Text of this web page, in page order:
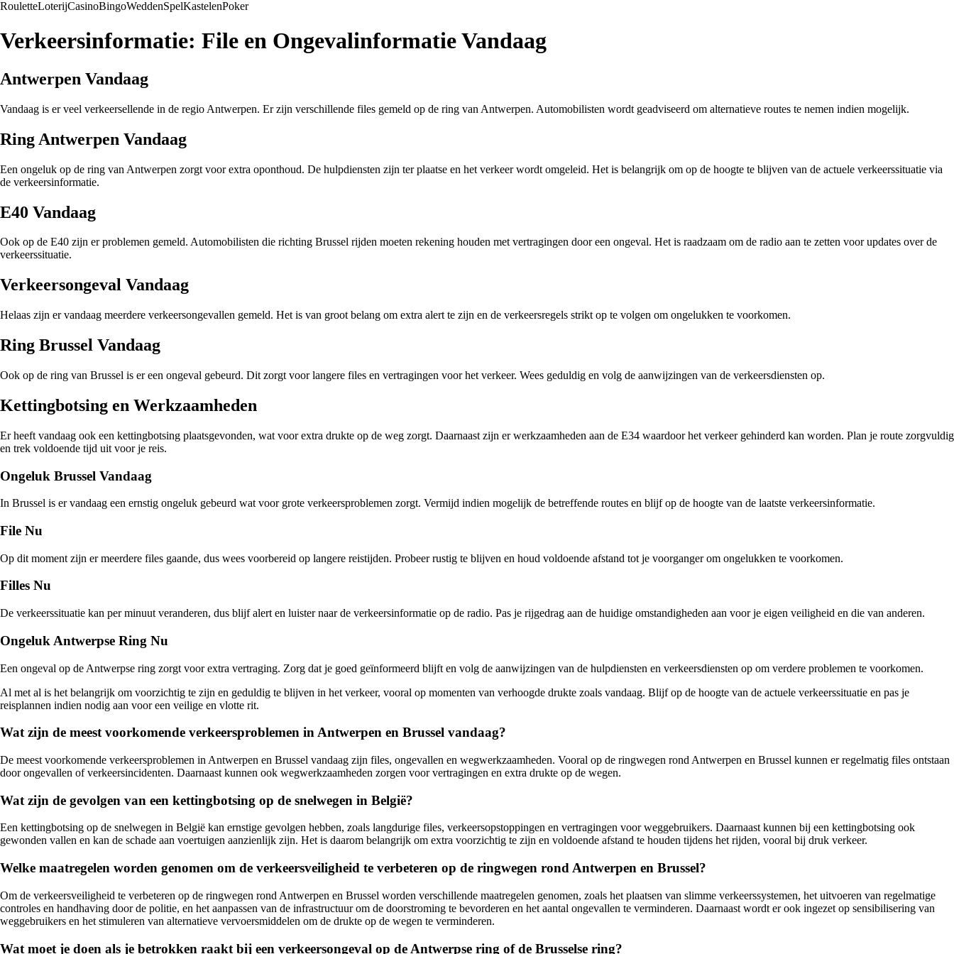
RouletteLoterijCasinoBingoWeddenSpelKastelenPoker
Verkeersinformatie: File en Ongevalinformatie Vandaag
Antwerpen Vandaag
Vandaag is er veel verkeersellende in de regio Antwerpen. Er zijn verschillende files gemeld op de ring van Antwerpen. Automobilisten wordt geadviseerd om alternatieve routes te nemen indien mogelijk.
Ring Antwerpen Vandaag
Een ongeluk op de ring van Antwerpen zorgt voor extra oponthoud. De hulpdiensten zijn ter plaatse en het verkeer wordt omgeleid. Het is belangrijk om op de hoogte te blijven van de actuele verkeerssituatie via
de verkeersinformatie.
E40 Vandaag
Ook op de E40 zijn er problemen gemeld. Automobilisten die richting Brussel rijden moeten rekening houden met vertragingen door een ongeval. Het is raadzaam om de radio aan te zetten voor updates over de
verkeerssituatie.
Verkeersongeval Vandaag
Helaas zijn er vandaag meerdere verkeersongevallen gemeld. Het is van groot belang om extra alert te zijn en de verkeersregels strikt op te volgen om ongelukken te voorkomen.
Ring Brussel Vandaag
Ook op de ring van Brussel is er een ongeval gebeurd. Dit zorgt voor langere files en vertragingen voor het verkeer. Wees geduldig en volg de aanwijzingen van de verkeersdiensten op.
Kettingbotsing en Werkzaamheden
Er heeft vandaag ook een kettingbotsing plaatsgevonden, wat voor extra drukte op de weg zorgt. Daarnaast zijn er werkzaamheden aan de E34 waardoor het verkeer gehinderd kan worden. Plan je route zorgvuldig
en trek voldoende tijd uit voor je reis.
Ongeluk Brussel Vandaag
In Brussel is er vandaag een ernstig ongeluk gebeurd wat voor grote verkeersproblemen zorgt. Vermijd indien mogelijk de betreffende routes en blijf op de hoogte van de laatste verkeersinformatie.
File Nu
Op dit moment zijn er meerdere files gaande, dus wees voorbereid op langere reistijden. Probeer rustig te blijven en houd voldoende afstand tot je voorganger om ongelukken te voorkomen.
Filles Nu
De verkeerssituatie kan per minuut veranderen, dus blijf alert en luister naar de verkeersinformatie op de radio. Pas je rijgedrag aan de huidige omstandigheden aan voor je eigen veiligheid en die van anderen.
Ongeluk Antwerpse Ring Nu
Een ongeval op de Antwerpse ring zorgt voor extra vertraging. Zorg dat je goed geïnformeerd blijft en volg de aanwijzingen van de hulpdiensten en verkeersdiensten op om verdere problemen te voorkomen.
Al met al is het belangrijk om voorzichtig te zijn en geduldig te blijven in het verkeer, vooral op momenten van verhoogde drukte zoals vandaag. Blijf op de hoogte van de actuele verkeerssituatie en pas je
reisplannen indien nodig aan voor een veilige en vlotte rit.
Wat zijn de meest voorkomende verkeersproblemen in Antwerpen en Brussel vandaag?
De meest voorkomende verkeersproblemen in Antwerpen en Brussel vandaag zijn files, ongevallen en wegwerkzaamheden. Vooral op de ringwegen rond Antwerpen en Brussel kunnen er regelmatig files ontstaan
door ongevallen of verkeersincidenten. Daarnaast kunnen ook wegwerkzaamheden zorgen voor vertragingen en extra drukte op de wegen.
Wat zijn de gevolgen van een kettingbotsing op de snelwegen in België?
Een kettingbotsing op de snelwegen in België kan ernstige gevolgen hebben, zoals langdurige files, verkeersopstoppingen en vertragingen voor weggebruikers. Daarnaast kunnen bij een kettingbotsing ook
gewonden vallen en kan de schade aan voertuigen aanzienlijk zijn. Het is daarom belangrijk om extra voorzichtig te zijn en voldoende afstand te houden tijdens het rijden, vooral bij druk verkeer.
Welke maatregelen worden genomen om de verkeersveiligheid te verbeteren op de ringwegen rond Antwerpen en Brussel?
Om de verkeersveiligheid te verbeteren op de ringwegen rond Antwerpen en Brussel worden verschillende maatregelen genomen, zoals het plaatsen van slimme verkeerssystemen, het uitvoeren van regelmatige
controles en handhaving door de politie, en het aanpassen van de infrastructuur om de doorstroming te bevorderen en het aantal ongevallen te verminderen. Daarnaast wordt er ook ingezet op sensibilisering van
weggebruikers en het stimuleren van alternatieve vervoersmiddelen om de drukte op de wegen te verminderen.
Wat moet je doen als je betrokken raakt bij een verkeersongeval op de Antwerpse ring of de Brusselse ring?